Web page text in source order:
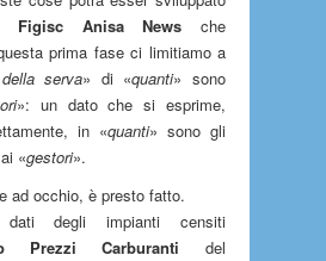
Figisc Anisa News che
prima fase ci limitiamo a
serva» di «quanti» sono
»: un dato che si esprime,
in «quanti» sono gli
«gestori».
ad occhio, è presto fatto.
dati degli impianti censiti
Prezzi Carburanti del